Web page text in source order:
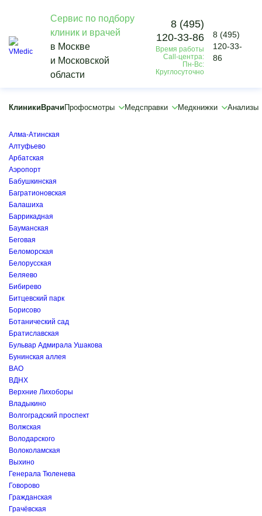
Сервис по подбору
клиник и врачей
в Москве
и Московской
области
8 (495)
120-33-86
Время работы
Call-центра:
Пн-Вс:
Круглосуточно
8 (495)
120-33-
86
Клиники Врачи Профосмотры Медсправки Медкнижки Анализы
Vmedic
Клиники
Бульвар Рокоссовского
Академическая
Алма-Атинская
Алтуфьево
Арбатская
Аэропорт
Бабушкинская
Багратионовская
Балашиха
Баррикадная
Бауманская
Беговая
Беломорская
Белорусская
Беляево
Бибирево
Битцевский парк
Борисово
Ботанический сад
Братиславская
Бульвар Адмирала Ушакова
Бунинская аллея
ВАО
ВДНХ
Верхние Лихоборы
Владыкино
Волгоградский проспект
Волжская
Володарского
Волоколамская
Выхино
Генерала Тюленева
Говорово
Гражданская
Грачёвская